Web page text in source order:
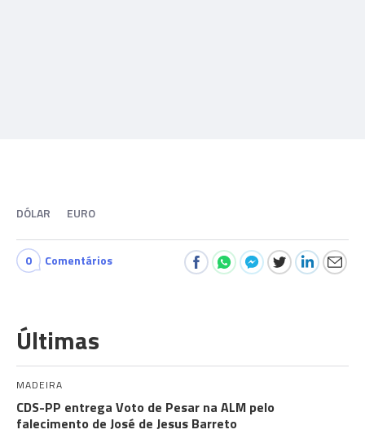
DÓLAR EURO
0 Comentários
Últimas
MADEIRA
CDS-PP entrega Voto de Pesar na ALM pelo
falecimento de José de Jesus Barreto